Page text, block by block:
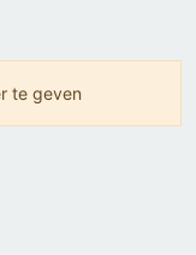
te geven